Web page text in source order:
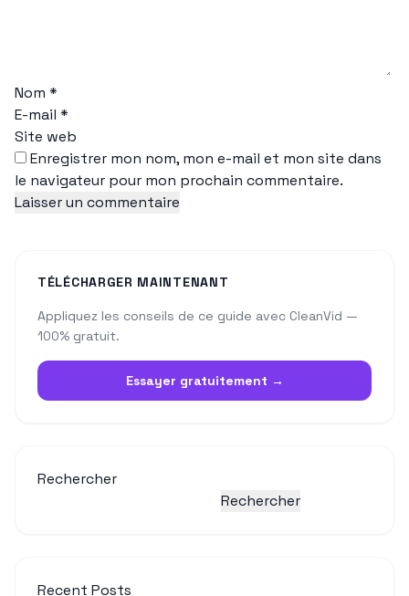
Nom *
E-mail *
Site web
Enregistrer mon nom, mon e-mail et mon site dans
le navigateur pour mon prochain commentaire.
TÉLÉCHARGER MAINTENANT
Appliquez les conseils de ce guide avec CleanVid —
100% gratuit.
Essayer gratuitement →
Rechercher
Rechercher
Recent Posts